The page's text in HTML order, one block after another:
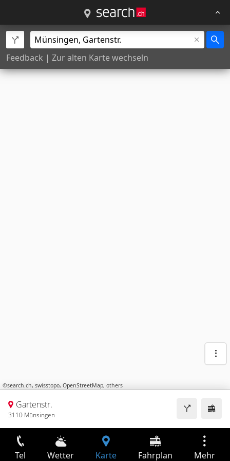
Feedback | Zur alten Karte wechseln
©search.ch, swisstopo, OpenStreetMap, others
Gartenstr.
3110 Münsingen
Tel Wetter Karte Fahrplan Mehr